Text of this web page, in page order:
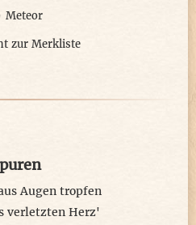
Meteor
zur Merkliste
Augen tropfen
verletzten Herz'